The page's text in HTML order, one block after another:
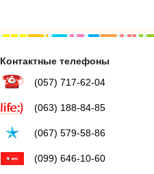
Контактные телефоны
(057) 717-62-04
(063) 188-84-85
(067) 579-58-86
(099) 646-10-60